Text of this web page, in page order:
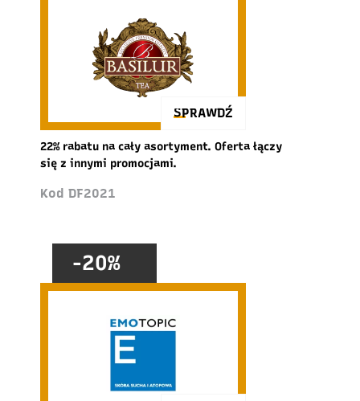
SPRAWDŹ
22% rabatu na cały asortyment. Oferta łączy
się z innymi promocjami.
Kod DF2021
-20%